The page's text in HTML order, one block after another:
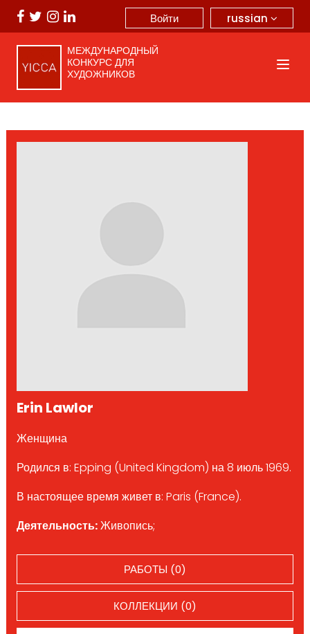
russian
Войти
МЕЖДУНАРОДНЫЙ
КОНКУРС ДЛЯ
ХУДОЖНИКОВ
Erin Lawlor
Женщина
Родился в: Epping (United Kingdom) на 8 июль 1969.
В настоящее время живет в: Paris (France).
Деятельность:Живопись;
РАБОТЫ (0)
КОЛЛЕКЦИИ (0)